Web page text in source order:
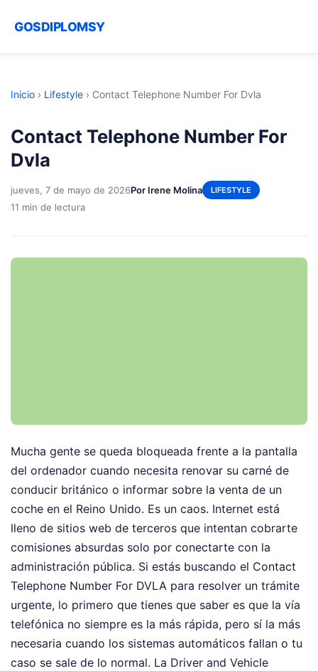
GOSDIPLOMSY
Inicio › Lifestyle › Contact Telephone Number For Dvla
Contact Telephone Number For
Dvla
jueves, 7 de mayo de 2026Por Irene Molina LIFESTYLE
11 min de lectura
Mucha gente se queda bloqueada frente a la pantalla
del ordenador cuando necesita renovar su carné de
conducir británico o informar sobre la venta de un
coche en el Reino Unido. Es un caos. Internet está
lleno de sitios web de terceros que intentan cobrarte
comisiones absurdas solo por conectarte con la
administración pública. Si estás buscando el Contact
Telephone Number For DVLA para resolver un trámite
urgente, lo primero que tienes que saber es que la vía
telefónica no siempre es la más rápida, pero sí la más
necesaria cuando los sistemas automáticos fallan o tu
caso se sale de lo normal. La Driver and Vehicle